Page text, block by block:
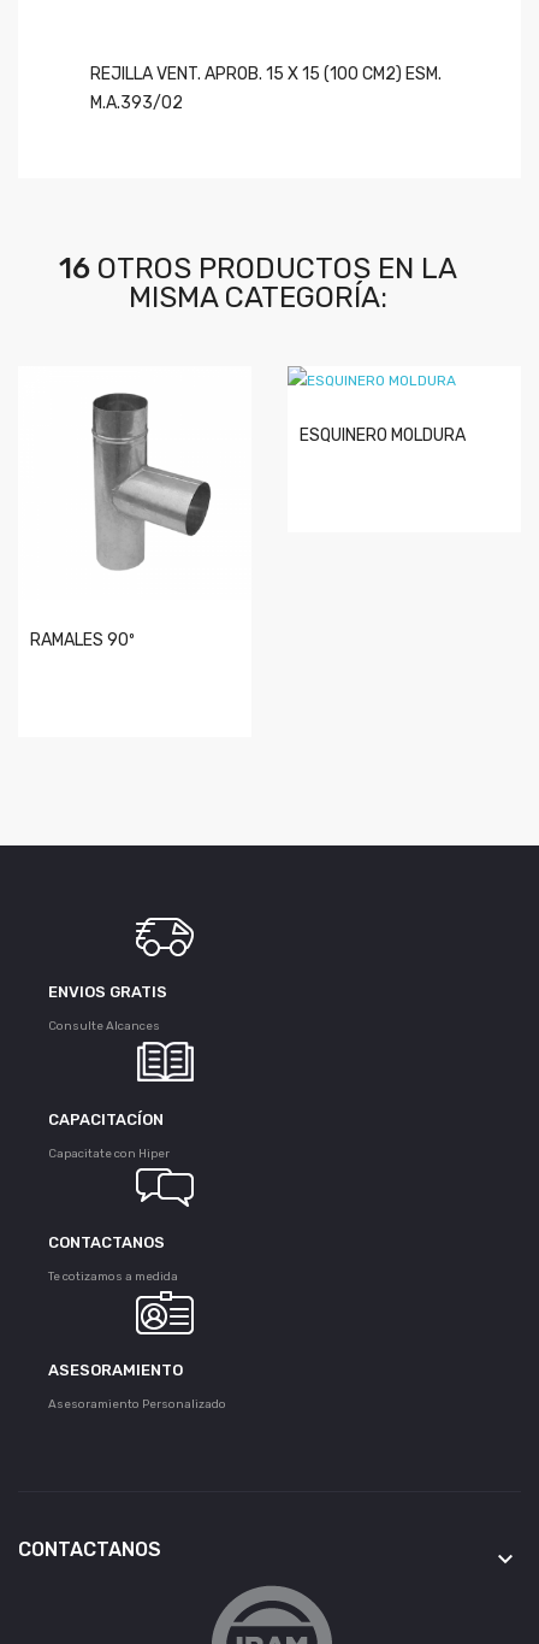
REJILLA VENT. APROB. 15 X 15 (100 CM2) ESM.
M.A.393/02
16OTROS PRODUCTOS EN LA
MISMA CATEGORÍA:
RAMALES 90º
ESQUINERO MOLDURA
ENVIOS GRATIS
Consulte Alcances
CAPACITACÍON
Capacitate con Hiper
CONTACTANOS
Te cotizamos a medida
ASESORAMIENTO
Asesoramiento Personalizado
CONTACTANOS keyboard_arrow_down